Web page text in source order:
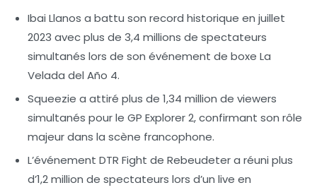
Ibai Llanos a battu son record historique en juillet
2023 avec plus de 3,4 millions de spectateurs
simultanés lors de son événement de boxe La
Velada del Año 4.
Squeezie a attiré plus de 1,34 million de viewers
simultanés pour le GP Explorer 2, confirmant son rôle
majeur dans la scène francophone.
L’événement DTR Fight de Rebeudeter a réuni plus
d’1,2 million de spectateurs lors d’un live en